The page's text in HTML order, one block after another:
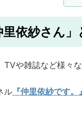
依紗さん」
TVや雑誌など様々
ル 『仲里依紗です。』